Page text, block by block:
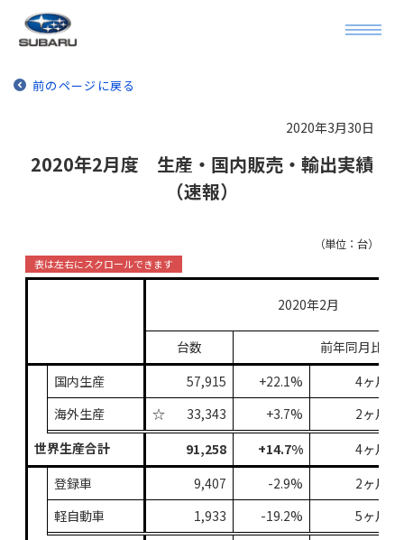
前のページに戻る
2020年3月30日
2020年2月度 生産・国内販売・輸出実績
（速報）
（単位：台）
2020年2月
台数
前年同月比
国内生産
57,915 +22.1%
4ヶ月
海外生産
☆ 33,343 +3.7%
2ヶ月
世界生産合計
91,258 +14.7%
4ヶ月
登録車
9,407 -2.9%
2ヶ月
軽自動車
1,933 -19.2%
5ヶ月